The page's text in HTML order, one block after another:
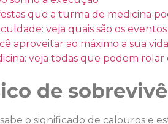
que a turma de medicina
veja quais são os
aproveitar ao máximo a sua
veja todas que podem
de
sabe o significado de calouros e